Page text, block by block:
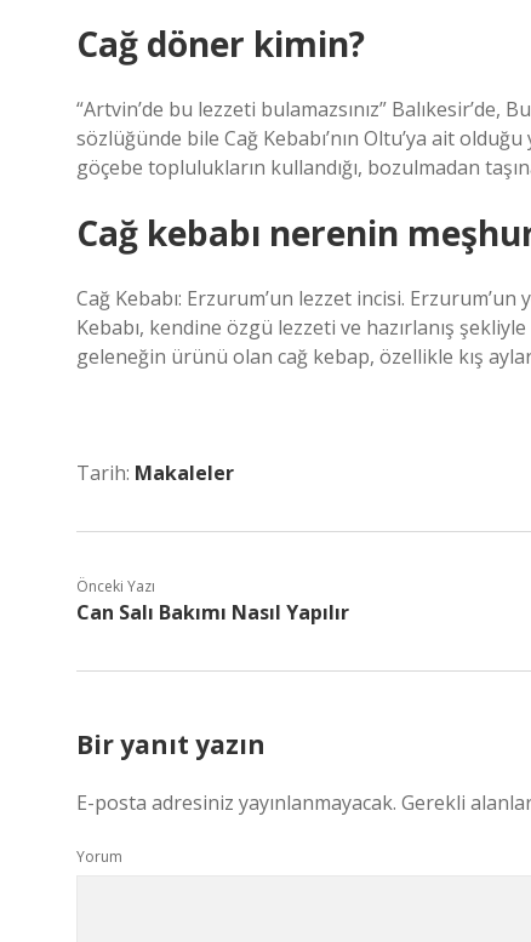
Cağ döner kimin?
“Artvin’de bu lezzeti bulamazsınız” Balıkesir’de,
sözlüğünde bile Cağ Kebabı’nın Oltu’ya ait
göçebe toplulukların kullandığı, bozulmadan
Cağ kebabı nerenin
Cağ Kebabı: Erzurum’un lezzet incisi.
Kebabı, kendine özgü lezzeti ve hazırlanış
geleneğin ürünü olan cağ kebap, özellikle kış
Tarih: Makaleler
Önceki Yazı
Can Salı Bakımı Nasıl Yapılır
Bir yanıt yazın
E-posta adresiniz yayınlanmayacak. Gerekli
Yorum